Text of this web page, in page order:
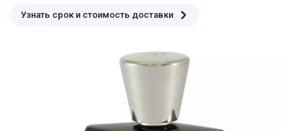
Узнать срок и стоимость доставки